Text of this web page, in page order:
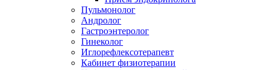
Пульмонолог
Андролог
Гастроэнтеролог
Гинеколог
Иглорефлексотерапевт
Кабинет физиотерапии